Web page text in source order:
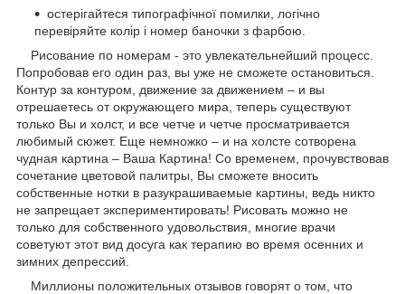
остерігайтеся типографічної помилки, логічно
перевіряйте колір і номер баночки з фарбою.
Рисование по номерам - это увлекательнейший процесс.
Попробовав его один раз, вы уже не сможете остановиться.
Контур за контуром, движение за движением – и вы
отрешаетесь от окружающего мира, теперь существуют
только Вы и холст, и все четче и четче просматривается
любимый сюжет. Еще немножко – и на холсте сотворена
чудная картина – Ваша Картина! Со временем, прочувствовав
сочетание цветовой палитры, Вы сможете вносить
собственные нотки в разукрашиваемые картины, ведь никто
не запрещает экспериментировать! Рисовать можно не
только для собственного удовольствия, многие врачи
советуют этот вид досуга как терапию во время осенних и
зимних депрессий.
Миллионы положительных отзывов говорят о том, что